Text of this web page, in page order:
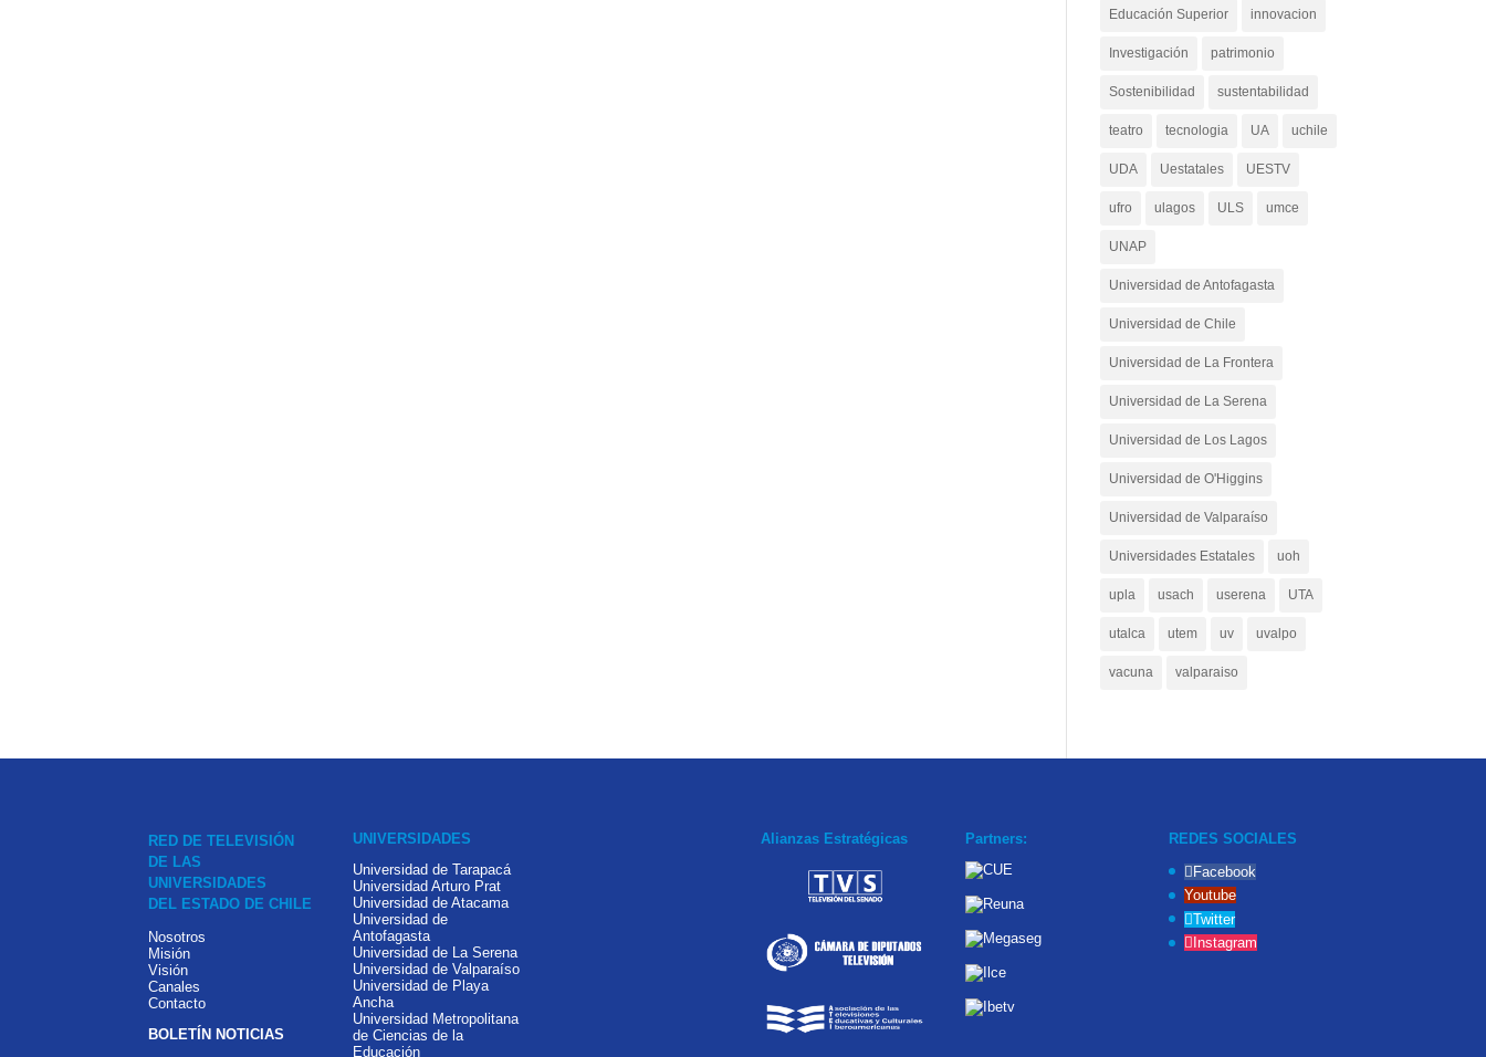
Educación Superior innovacion
Investigación patrimonio
Sostenibilidad sustentabilidad
teatro tecnologia UA uchile
UDA Uestatales UESTV
ufro ulagos ULS umce
UNAP
Universidad de Antofagasta
Universidad de Chile
Universidad de La Frontera
Universidad de La Serena
Universidad de Los Lagos
Universidad de O'Higgins
Universidad de Valparaíso
Universidades Estatales uoh
upla usach userena UTA
utalca utem uv uvalpo
vacuna valparaiso
RED DE TELEVISIÓN
DE LAS
UNIVERSIDADES
DEL ESTADO DE CHILE
Nosotros
Misión
Visión
Canales
Contacto
BOLETÍN NOTICIAS
UNIVERSIDADES
Universidad de Tarapacá
Universidad Arturo Prat
Universidad de Atacama
Universidad de
Antofagasta
Universidad de La Serena
Universidad de Valparaíso
Universidad de Playa
Ancha
Universidad Metropolitana
de Ciencias de la
Educación
Alianzas Estratégicas Partners:
REDES SOCIALES
Facebook
Youtube
Twitter
Instagram